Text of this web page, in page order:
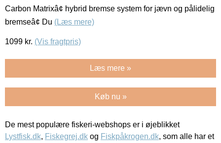
Carbon Matrixâ¢ hybrid bremse system for jævn og pålidelig
bremseâ¢ Du (Læs mere)
1099 kr. (Vis fragtpris)
Læs mere »
Køb nu »
De mest populære fiskeri-webshops er i øjeblikket
Lystfisk.dk, Fiskegrej.dk og Fiskpåkrogen.dk, som alle har et